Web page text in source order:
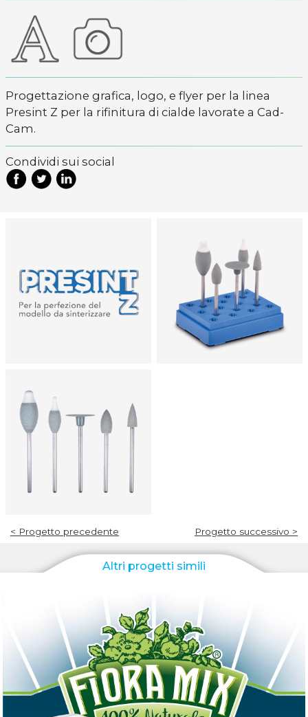
Progettazione grafica, logo, e flyer per la linea
Presint Z per la rifinitura di cialde lavorate a Cad-
Cam.
Condividi sui social
< Progetto precedente Progetto successivo >
Altri progetti simili